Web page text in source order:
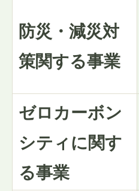
防災・減災対
策関する事業
ゼロカーボン
シティに関す
る事業